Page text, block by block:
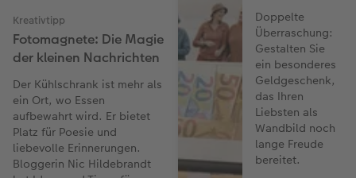
Kreativtipp
Fotomagnete: Die Magie
der kleinen Nachrichten
Der Kühlschrank ist mehr als
ein Ort, wo Essen
aufbewahrt wird. Er bietet
Platz für Poesie und
liebevolle Erinnerungen.
Bloggerin Nic Hildebrandt
Doppelte
Überraschung:
Gestalten Sie
ein besonderes
Geldgeschenk,
das Ihren
Liebsten als
Wandbild noch
lange Freude
bereitet.